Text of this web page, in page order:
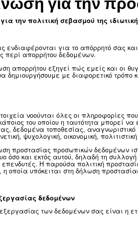
για
για την πολιτική
μας ενδιαφέρονται για το
νόμους περί απορρήτου
δήλωση απορρήτου εξηγεί πώς
ή να δημιουργήσουμε με
στοιχεία νοούνται όλες οι
κάποιος του οποίου η
δεδομένα τοποθεσίας,